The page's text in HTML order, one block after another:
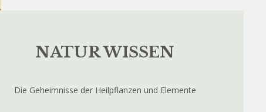
NATUR WISSEN
Die Geheimnisse der Heilpflanzen und Elemente